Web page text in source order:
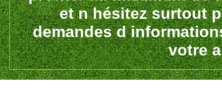
et n hésitez surtout
demandes d
votre